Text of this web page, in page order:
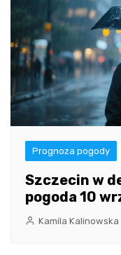
Prognoza pogody
Szczecin w
pogoda 10
Kamila Kalinowska